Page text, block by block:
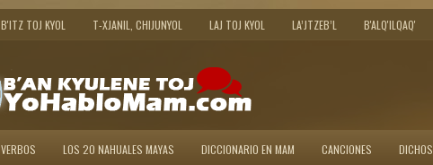
B'ITZ TOJ KYOL T-XJANIL, CHIJUNYOL LAJ TOJ KYOL LA’JTZEB’L B'ALQ'ILQAQ'
VERBOS LOS 20 NAHUALES MAYAS DICCIONARIO EN MAM CANCIONES DICHOS